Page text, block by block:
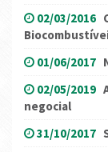
02/03/2016
01/06/2017
02/05/2019
negocial
31/10/2017